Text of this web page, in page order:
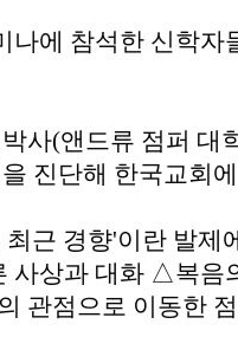
에 참석한 신학자
사(앤드류 점퍼 대
진단해 한국교회
최근 경향'이란 발
사상과 대화 △복
관점으로 이동한